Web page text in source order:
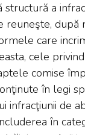
a
reuneşte,
care
cele
comise
în legi
infracţiunii de
în